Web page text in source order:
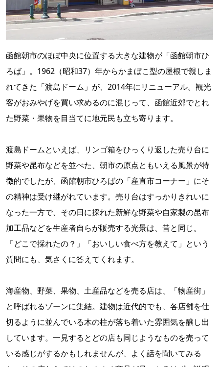
函館朝市のほぼ中央に位置する大きな建物が「函館朝市ひ
ろば」。1962（昭和37）年からかまぼこ型の屋根で親しま
れてきた「渡島ドーム」が、2014年にリニューアル。観光
客がおみやげを買い求めるのに混じって、函館近郊でとれ
た野菜・果物を目当てに地元民も立ち寄ります。
渡島ドームといえば、リンゴ箱をひっくり返した売り台に
野菜や昆布などを並べた、朝市の原点ともいえる風景が特
徴的でしたが、函館朝市ひろばの「産直市コーナー」にそ
の精神は受け継がれています。売り台はすっかりきれいに
なった一方で、その日に採れた新鮮な野菜や自家製の昆布
加工品などを生産者自らが販売する光景は、昔と同じ。
「どこで採れたの？」「おいしい食べ方を教えて」という
質問にも、気さくに答えてくれます。
海産物、野菜、果物、土産品などを売る店は、「物産街」
と呼ばれるゾーンに集結。建物は近代的でも、各店舗を仕
切るように並んでいる木の柱が落ち着いた雰囲気を醸し出
しています。一見するとどの店も同じようなものを売って
いる感じがするかもしれませんが、よく話を聞いてみる